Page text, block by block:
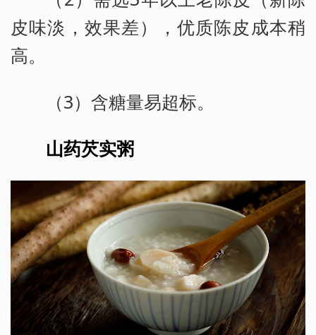
皮味淡，效果差），优质陈皮成本稍
高。
（3）含糖量易超标。
山药芡实粥